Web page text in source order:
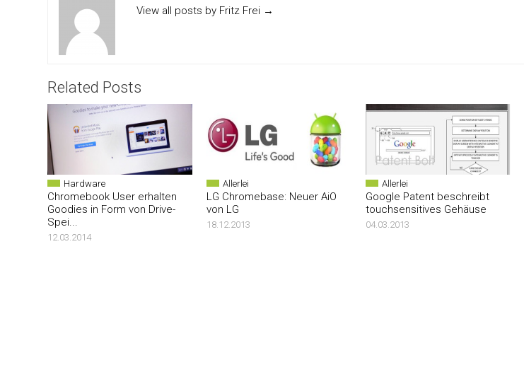
View all posts by Fritz Frei →
Related Posts
Hardware
Chromebook User erhalten
Goodies in Form von Drive-
Spei...
12.03.2014
Allerlei
LG Chromebase: Neuer AiO
von LG
18.12.2013
Allerlei
Google Patent beschreibt
touchsensitives Gehäuse
04.03.2013